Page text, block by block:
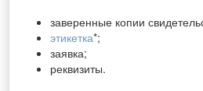
заверенные копии
этикетка*;
заявка;
реквизиты.